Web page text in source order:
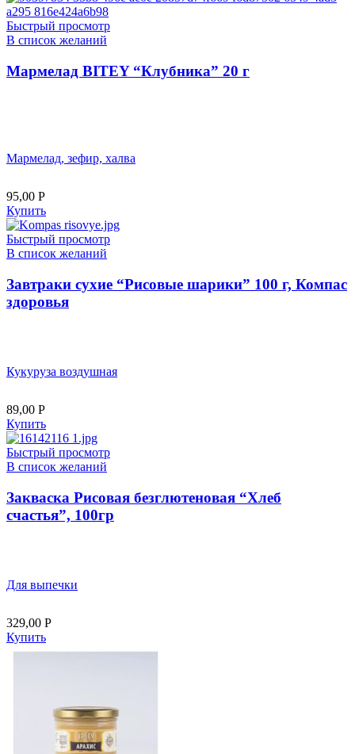
Быстрый просмотр
В список желаний
Мармелад BITEY “Клубника” 20 г
Мармелад, зефир, халва
95,00 Р
Купить
Быстрый просмотр
В список желаний
Завтраки сухие “Рисовые шарики” 100 г, Компас
здоровья
Кукуруза воздушная
89,00 Р
Купить
Быстрый просмотр
В список желаний
Закваска Рисовая безглютеновая “Хлеб
счастья”, 100гр
Для выпечки
329,00 Р
Купить